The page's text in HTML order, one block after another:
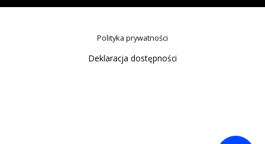
Polityka prywatności
Deklaracja dostępności